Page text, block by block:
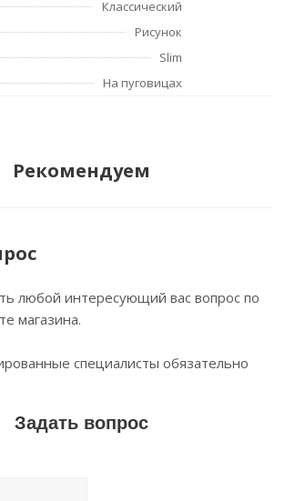
Классический
Рисунок
Slim
На пуговицах
Рекомендуем
любой интересующий вас вопрос по
магазина.
специалисты обязательно
Задать вопрос